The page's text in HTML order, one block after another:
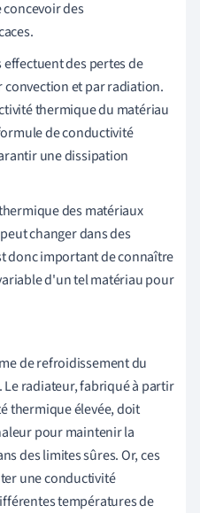
des
effectuent des pertes de
et par radiation.
thermique du matériau
de conductivité
une dissipation
des matériaux
changer dans des
donc important de connaître
d'un tel matériau pour
de refroidissement du
Le radiateur, fabriqué à partir
thermique élevée, doit
pour maintenir la
des limites sûres. Or, ces
une conductivité
températures de